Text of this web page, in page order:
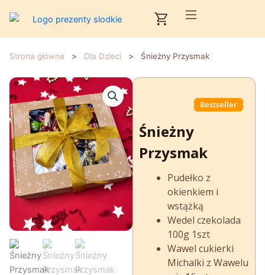
do
Cart
Strona główna > Dla Dzieci > Śnieżny Przysmak
Bestseller
Śnieżny
Przysmak
Pudełko z
okienkiem i
wstążką
Wedel czekolada
100g 1szt
Wawel cukierki
Michalki z Wawelu